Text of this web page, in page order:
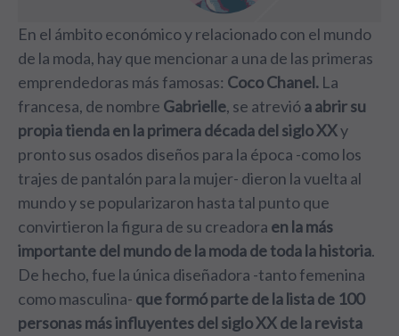
En el ámbito económico y relacionado con el mundo
de la moda, hay que mencionar a una de las primeras
emprendedoras más famosas: Coco Chanel. La
francesa, de nombre Gabrielle, se atrevióa abrir su
propia tienda en la primera década del sigloXXy
pronto sus osados diseños para la época -como los
trajes de pantalón para la mujer- dieron la vuelta al
mundo y se popularizaron hasta tal punto que
convirtieron la figura de su creadora en la más
importante del mundo de la moda de toda la historia.
De hecho, fue la única diseñadora -tanto femenina
como masculina- que formó parte de la lista de 100
personas más influyentes del siglo XX de la revista